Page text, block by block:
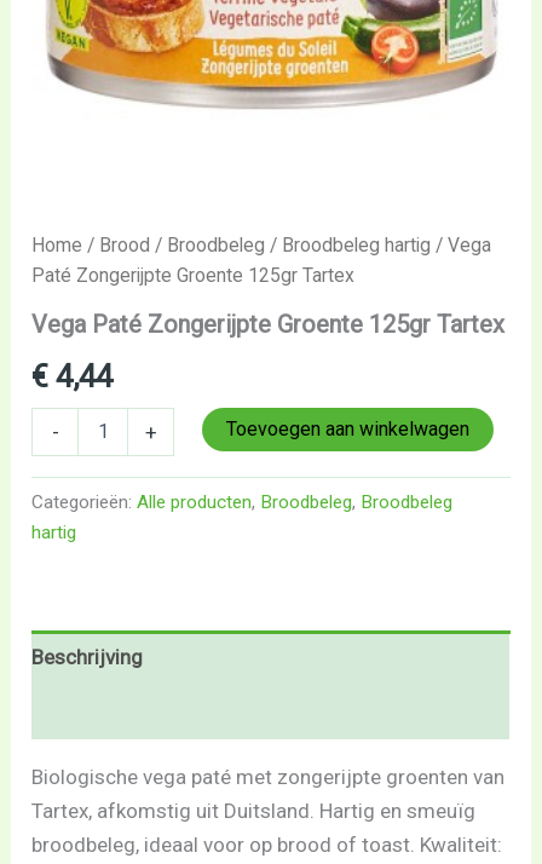
Home / Brood / Broodbeleg / Broodbeleg hartig / Vega
Paté Zongerijpte Groente 125gr Tartex
Vega Paté Zongerijpte Groente 125gr Tartex
€ 4,44
- + Toevoegen aan winkelwagen
Categorieën:Alle producten, Broodbeleg, Broodbeleg
hartig
Beschrijving
Biologische vega paté met zongerijpte groenten van
Tartex, afkomstig uit Duitsland. Hartig en smeuïg
broodbeleg, ideaal voor op brood of toast. Kwaliteit: